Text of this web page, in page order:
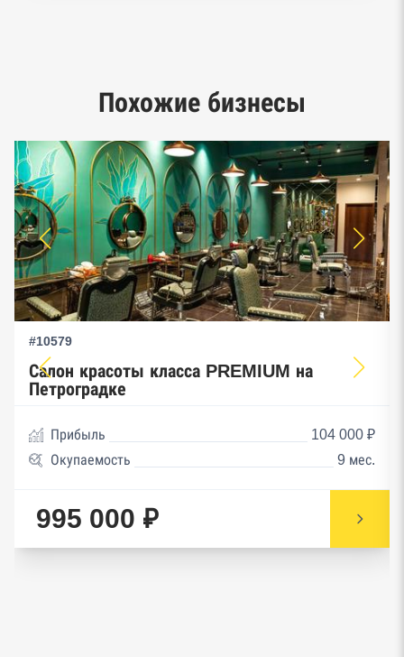
предпринимательства ФНС
Похожие бизнесы
#10579
Салон красоты класса PREMIUM на
Петроградке
Прибыль
104 000 ₽
Окупаемость
9 мес.
995 000 ₽